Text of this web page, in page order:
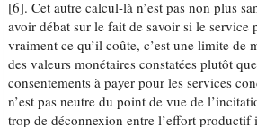
[6]. Cet autre calcul-là n’est pas non plus
avoir débat sur le fait de savoir si le service
vraiment ce qu’il coûte, c’est une limite de
des valeurs monétaires constatées plutôt
consentements à payer pour les services
n’est pas neutre du point de vue de
trop de déconnexion entre l’effort productif